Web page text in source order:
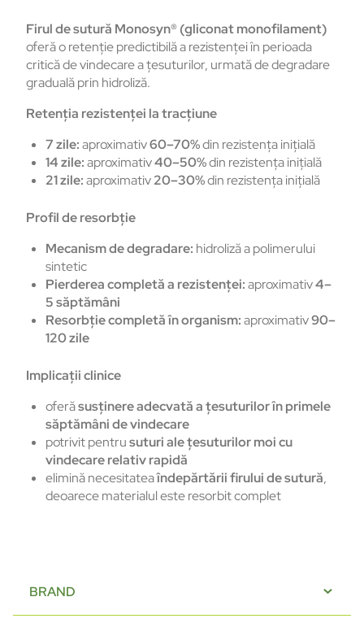
Firul de sutură Monosyn® (gliconat monofilament)
oferă o retenție predictibilă a rezistenței în perioada
critică de vindecare a țesuturilor, urmată de degradare
graduală prin hidroliză.
Retenția rezistenței la tracțiune
7 zile:aproximativ60–70%din rezistența inițială
14 zile:aproximativ40–50%din rezistența inițială
21 zile:aproximativ20–30%din rezistența inițială
Profil de resorbție
Mecanism de degradare: hidroliză a polimerului
sintetic
Pierderea completă a rezistenței:aproximativ4–
5 săptămâni
Resorbție completă în organism:aproximativ90–
120 zile
Implicații clinice
oferăsusținere adecvată a țesuturilor în primele
săptămâni de vindecare
potrivit pentrusuturi ale țesuturilor moi cu
vindecare relativ rapidă
elimină necesitateaîndepărtării firului de sutură,
deoarece materialul este resorbit complet
BRAND